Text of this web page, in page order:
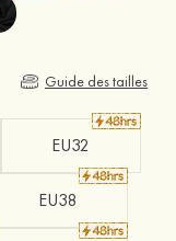
Guide des tailles
EU32
EU38